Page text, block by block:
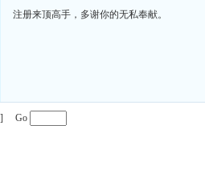
注册来顶高手，多谢你的无私奉献。
] Go